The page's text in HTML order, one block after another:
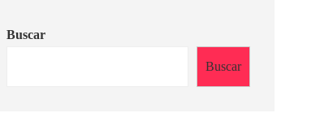
Buscar
Buscar